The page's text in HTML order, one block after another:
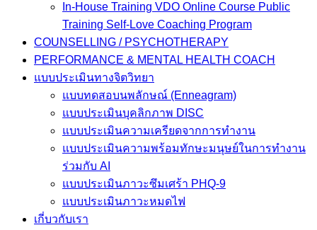
In-House Training VDO Online Course Public
Training Self-Love Coaching Program
COUNSELLING / PSYCHOTHERAPY
PERFORMANCE & MENTAL HEALTH COACH
แบบประเมินทางจิตวิทยา
แบบทดสอบนพลักษณ์ (Enneagram)
แบบประเมินบุคลิกภาพ DISC
แบบประเมินความเครียดจากการทำงาน
แบบประเมินความพร้อมทักษะมนุษย์ในการทำงาน
ร่วมกับ AI
แบบประเมินภาวะซึมเศร้า PHQ-9
แบบประเมินภาวะหมดไฟ
เกี่บวกับเรา